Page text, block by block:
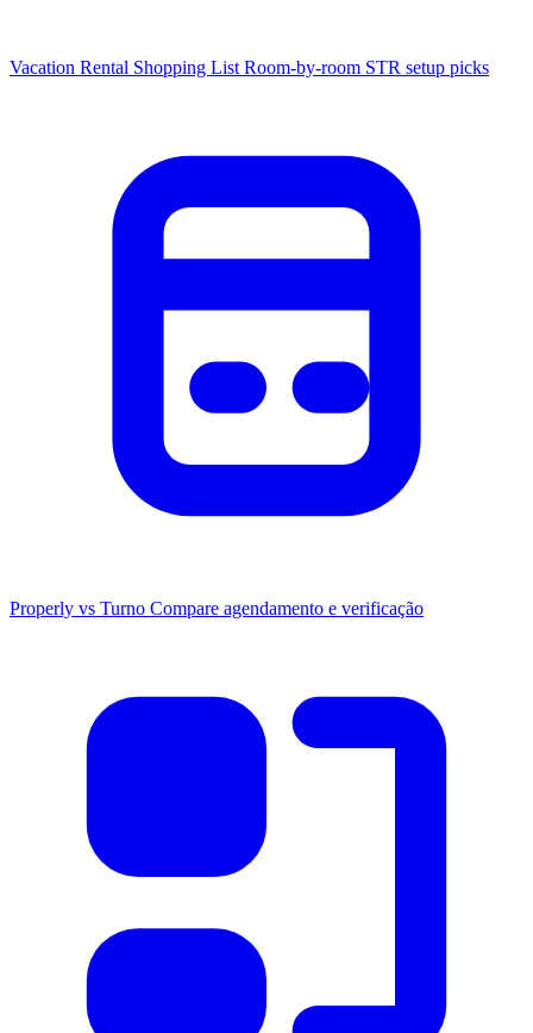
Vacation Rental Shopping List Room-by-room STR setup picks
Properly vs Turno Compare agendamento e verificação